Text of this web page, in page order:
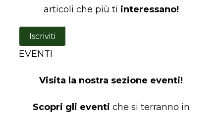
articoli che più ti interessano!
Iscriviti
EVENTI
Visita la nostra sezione eventi!
Scopri gli eventi che si terranno in